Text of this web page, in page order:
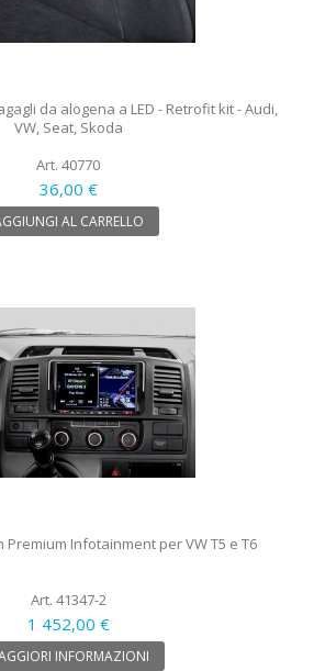
da alogena a LED - Retrofit kit - Audi,
VW, Seat, Skoda
Art. 40770
36,00 €
AL CARRELLO
Premium Infotainment per VW T5 e T6
Art. 41347-2
1 452,00 €
INFORMAZIONI